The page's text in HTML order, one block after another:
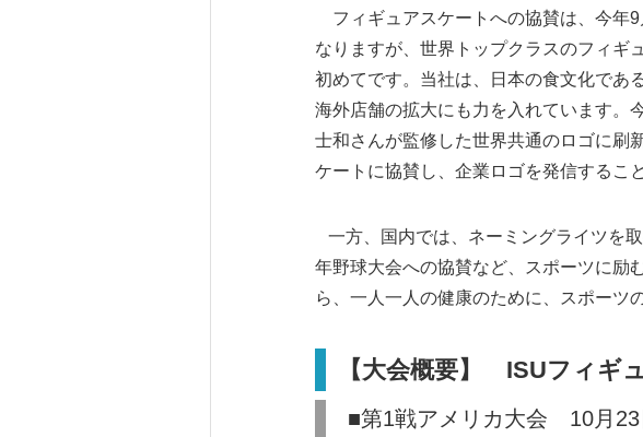
フィギュアスケートへの協賛は、今年
なりますが、世界トップクラスのフィギ
初めてです。当社は、日本の食文化であ
海外店舗の拡大にも力を入れています。
士和さんが監修した世界共通のロゴに刷
ケートに協賛し、企業ロゴを発信するこ
一方、国内では、ネーミングライツを
年野球大会への協賛など、スポーツに励
ら、一人一人の健康のために、スポーツ
【大会概要】 ISUフィギ
■第1戦アメリカ大会 10月23